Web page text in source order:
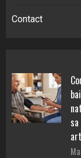
Contact